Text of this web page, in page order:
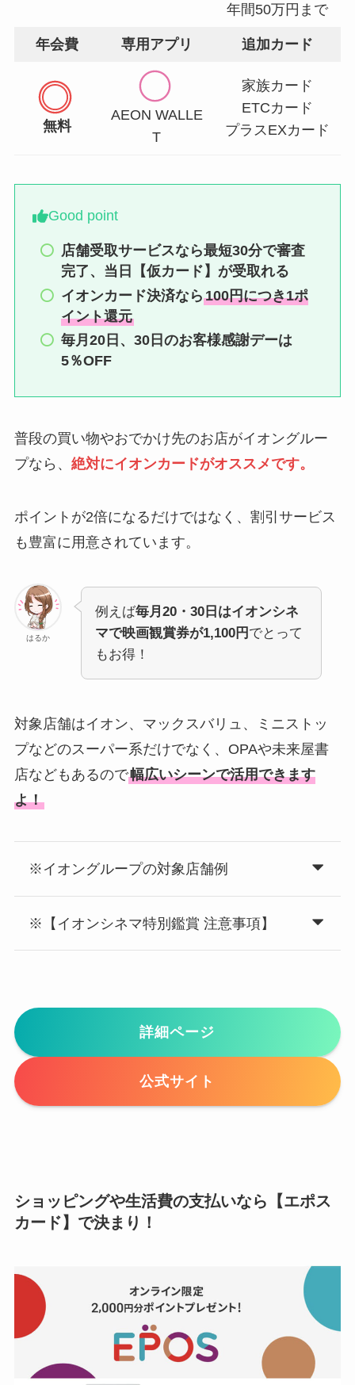
年間50万円まで
年会費 専用アプリ 追加カード
無料
AEON WALLE
T
家族カード
ETCカード
プラスEXカード
Good point
店舗受取サービスなら最短30分で審査
完了、当日【仮カード】が受取れる
イオンカード決済なら100円につき1ポ
イント還元
毎月20日、30日のお客様感謝デーは
5％OFF
普段の買い物やおでかけ先のお店がイオングルー
プなら、 絶対にイオンカードがオススメです。
ポイントが2倍になるだけではなく、割引サービス
も豊富に用意されています。
はるか
例えば毎月20・30日はイオンシネ
マで映画観賞券が1,100円 でとって
もお得！
対象店舗はイオン、マックスバリュ、ミニストッ
プなどのスーパー系だけでなく、OPAや未来屋書
店などもあるので幅広いシーンで活用できます
よ！
※イオングループの対象店舗例
※【イオンシネマ特別鑑賞 注意事項】
詳細ページ
公式サイト
ショッピングや生活費の支払いなら【エポス
カード】で決まり！